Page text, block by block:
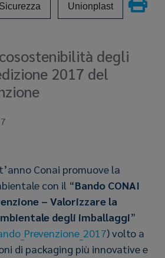
Unionplast
degli
2017 del
Conai promuove la
con il “Bando CONAI
– Valorizzare la
degli imballaggi”
) volto a
di packaging più innovative e